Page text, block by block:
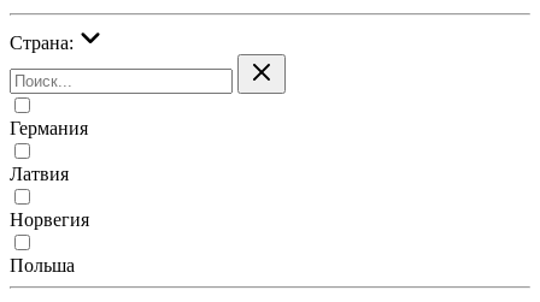
Страна:
Германия
Латвия
Норвегия
Польша